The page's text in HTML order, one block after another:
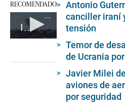
RECOMENDADO
Irán lanza un ataque con drones contra Israel
Antonio
canciller iraní
tensión
Temor de
de Ucrania
Javier Milei
aviones de
por seguridad